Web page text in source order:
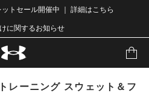
トセール開催中 ｜ 詳細はこちら
に関するお知らせ
レーニング スウェット＆フ